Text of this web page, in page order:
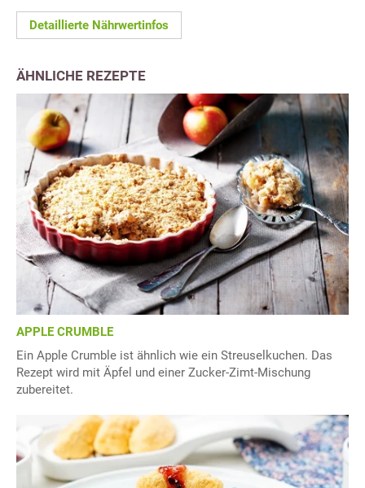
Detaillierte Nährwertinfos
ÄHNLICHE REZEPTE
APPLE CRUMBLE
Ein Apple Crumble ist ähnlich wie ein Streuselkuchen. Das
Rezept wird mit Äpfel und einer Zucker-Zimt-Mischung
zubereitet.